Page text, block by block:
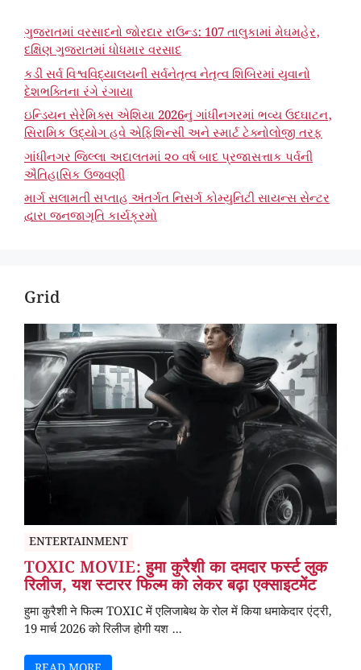
ગુજરાતમાં વરસાદનો જોરદાર રાઉન્ડ: 107 તાલુકામાં મેઘમહેર,
દક્ષિણ ગુજરાતમાં ધોધમાર વરસાદ
કડી સર્વ વિશ્વવિદ્યાલયની સર્વનેતૃત્વ નેતૃત્વ શિબિરમાં યુવાનો
દેશભક્તિના રંગે રંગાયા
ઇન્ડિયન સેરેમિક્સ એશિયા 2026નું ગાંધીનગરમાં ભવ્ય ઉદઘાટન,
સિરામિક ઉદ્યોગ હવે એફિશિન્સી અને સ્માર્ટ ટેક્નોલોજી તરફ
ગાંધીનગર જિલ્લા અદાલતમાં ૨૦ વર્ષ બાદ પ્રજાસત્તાક પર્વની
ઐતિહાસિક ઉજવણી
માર્ગ સલામતી સપ્તાહ અંતર્ગત નિસર્ગ કોમ્યુનિટી સાયન્સ સેન્ટર
દ્વારા જનજાગૃતિ કાર્યક્રમો
Grid
ENTERTAINMENT
TOXIC MOVIE: हुमा कुरैशी का दमदार फर्स्ट लुक
रिलीज, यश स्टारर फिल्म को लेकर बढ़ा एक्साइटमेंट
हुमा कुरैशी ने फिल्म TOXIC में एलिजाबेथ के रोल में किया धमाकेदार एंट्री,
19 मार्च 2026 को रिलीज होगी यश ...